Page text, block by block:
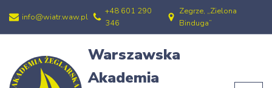
Przejdź
treści
info@wiatr.waw.pl
+48 601 290
346
Zegrze, „Zielona
Binduga”
Warszawska
Akademia